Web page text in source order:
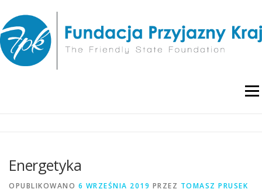
treści
Menu
Energetyka
OPUBLIKOWANO 6 WRZEŚNIA 2019 PRZEZ TOMASZ PRUSEK